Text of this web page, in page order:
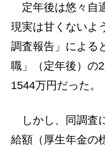
定年後は悠々自
現実は甘くないよ
調査報告」による
職」（定年後）の
1544万円だった。
しかし、同調査
給額（厚生年金の